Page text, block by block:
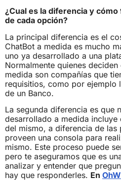
¿Cual es la diferencia y
de cada opción?
La principal diferencia es el
ChatBot a medida es mucho
uno ya desarrollado a una
Normalmente quienes
medida son compañías que
requisitios, como por ejemplo
de un Banco.
La segunda diferencia es que
desarrollado a medida incluye
del mismo, a diferencia de las
proveen una consola para
mismo. Este proceso puede
pero te aseguramos que es
analizar y entender que
hay que responderles. En